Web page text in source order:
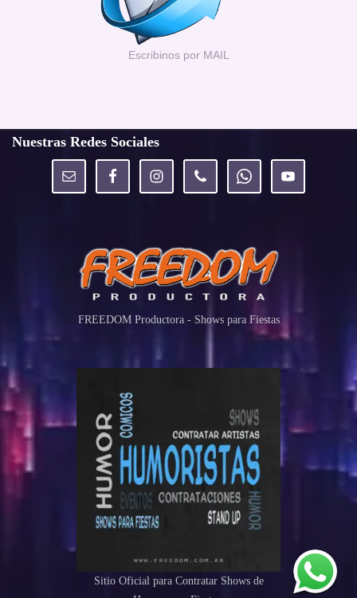
Escribinos por MAIL
Nuestras Redes Sociales
FREEDOM Productora - Shows para Fiestas
Sitio Oficial para Contratar Shows de